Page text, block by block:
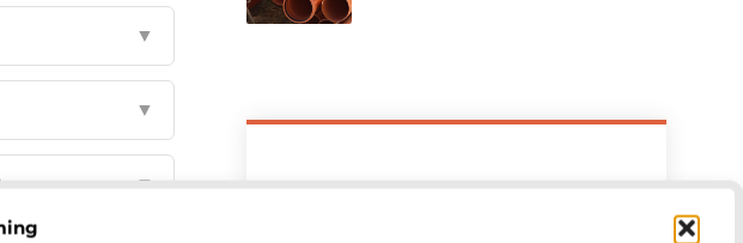
▼
▼
▼
Meld u vandaag aan en sluit u